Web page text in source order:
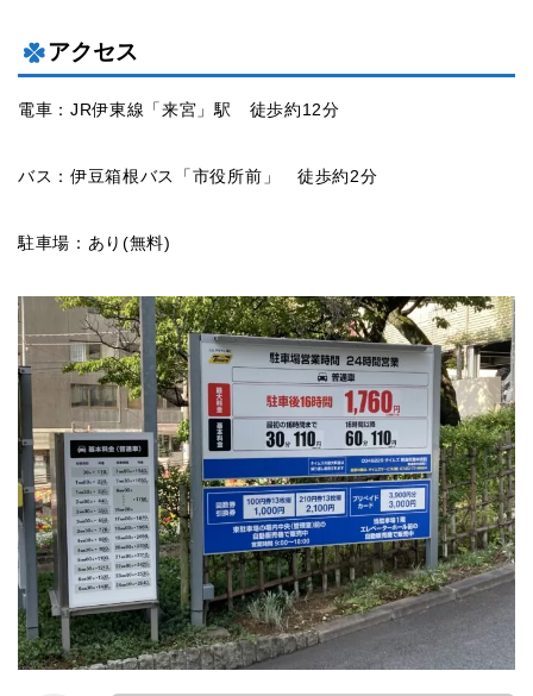
アクセス
電車：JR伊東線「来宮」駅 徒歩約12分
バス：伊豆箱根バス「市役所前」 徒歩約2分
駐車場：あり(無料)